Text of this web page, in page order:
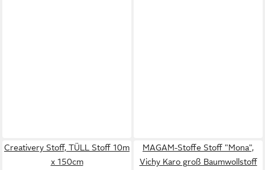
Creativery Stoff, TÜLL Stoff 10m
x 150cm
MAGAM-Stoffe Stoff "Mona",
Vichy Karo groß Baumwollstoff